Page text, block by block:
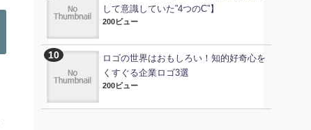
して意識していた”4つのC”】
200ビュー
ロゴの世界はおもしろい！知的好奇心を
くすぐる企業ロゴ3選
200ビュー